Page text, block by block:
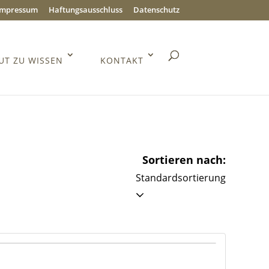
Haftungsausschluss Datenschutz
ZU WISSEN KONTAKT
Sortieren nach:
Standardsortierung